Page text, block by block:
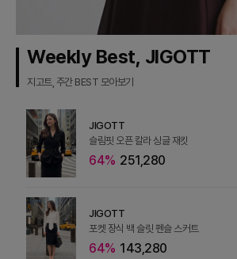
Weekly Best, JIGOTT
지고트, 주간 BEST 모아보기
JIGOTT
슬림핏 오픈 칼라 싱글 재킷
64% 251,280
JIGOTT
포켓 장식 백 슬릿 펜슬 스커트
64% 143,280